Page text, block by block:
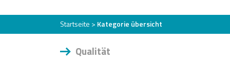
Pfadnavigation
Startseite Kategorie übersicht
Qualität